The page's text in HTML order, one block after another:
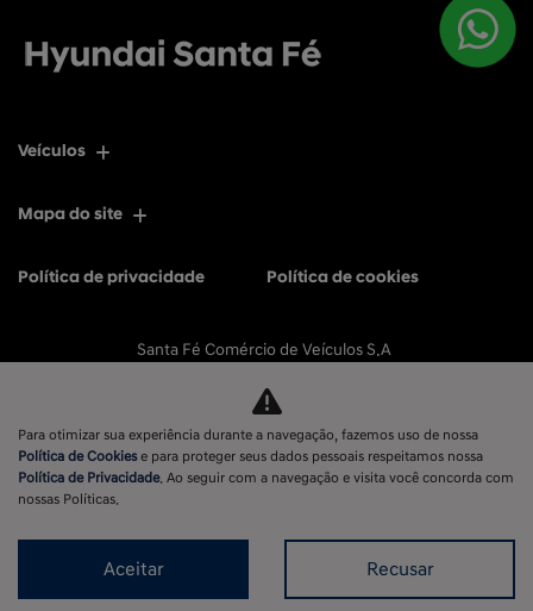
Veículos
Mapa do site
Política de privacidade Política de cookies
Santa Fé Comércio de Veículos S.A
CNPJ: 11.596.056/0001-77
No trânsito, enxergar o outro salva vidas.
Para otimizar sua experiência durante a navegação, fazemos uso de nossa
Política de Cookiese para proteger seus dados pessoais respeitamos nossa
Política de Privacidade. Ao seguir com a navegação e visita você concorda com
nossas Políticas.
Aceitar Recusar